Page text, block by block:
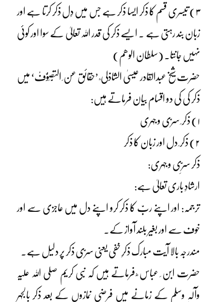
۳) تیسری قسم کا ذکر ایسا ذکر ہے جس میں دِل ذکر کرتا ہے اور
زبان بند رہتی ہے ۔ ایسے ذکر کی قدر اللہ تعالیٰ کے سوا اور کوئی
نہیں جانتا۔ (سلطان الوھم)
حضرت شیخ عبدالقادر عیسیٰ الشاذلی ؒ ’حقائق عن ِ التَّصَوُّفْ‘ میں
ذکر کی کی دو اقسام بیان فرماتے ہیں:
۱) ذکر ِ سرّی و جہری
۲) ذکر ِ دل اور زبان کا ذکر
ذکر سرِّی و جہری:
ارشادِ باری تعالیٰ ہے:
ترجمہ: اور اپنے ربّ کا ذکر کرو اپنے دل میں عاجزی سے اور
خوف سے اور بغیر بلند آواز کے۔
مندرجہ بالا آیت مبارک ذکرِ خفی یعنی سرّی ذکر پر دلیل ہے۔
حضرت ابن ِ عباس ؓ فرماتے ہیں کہ نبی کریم صلی اللہ علیہ
وآلہٖ وسلم کے زمانے میں فرضی نمازوں کے بعد ذکر بالجہر